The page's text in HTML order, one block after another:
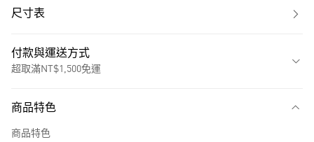
尺寸表
付款與運送方式
超取滿NT$1,500免運
商品特色
商品特色